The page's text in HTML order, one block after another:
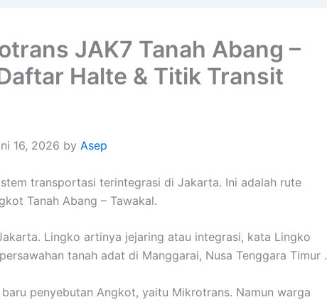
JAK7 Tanah Abang –
Halte & Titik Transit
16, 2026 by Asep
transportasi terintegrasi di Jakarta. Ini adalah rute
Tanah Abang – Tawakal.
Lingko artinya jejaring atau integrasi, kata Lingko
tanah adat di Manggarai, Nusa Tenggara Timur .
penyebutan Angkot, yaitu Mikrotrans. Namun warga